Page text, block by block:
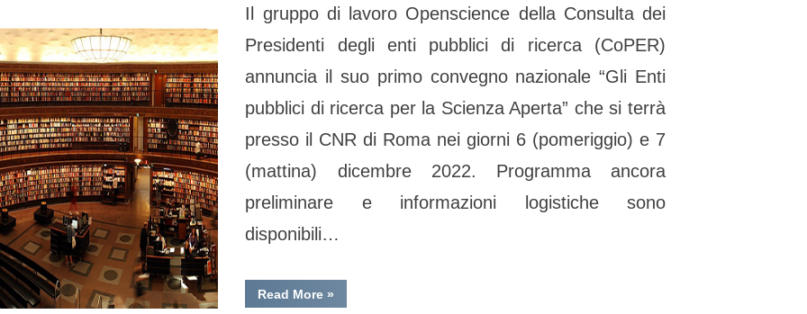
Toggle
sub-
menu
Toggle
sub-
menu
sub-
“Gli
enti
pubblici
di
ricerca
per
la
Scienza
Aperta”,
6
e
Il gruppo di lavoro Openscience della Consulta dei
Presidenti degli enti pubblici di ricerca (CoPER)
annuncia il suo primo convegno nazionale “Gli Enti
pubblici di ricerca per la Scienza Aperta” che si terrà
presso il CNR di Roma nei giorni 6 (pomeriggio) e 7
(mattina) dicembre 2022. Programma ancora
preliminare e informazioni logistiche sono
disponibili…
Read More“Convegno
Nazionale
»